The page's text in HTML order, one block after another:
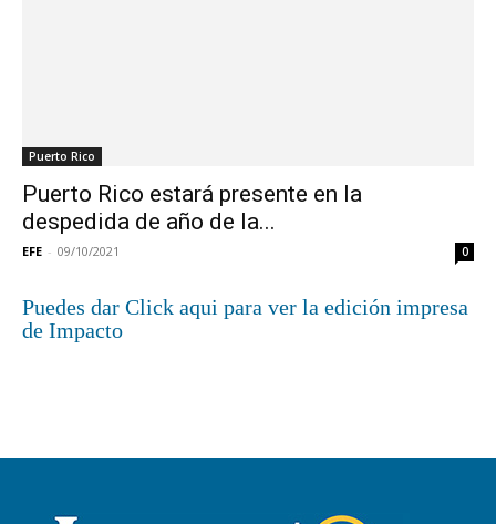
Puerto Rico
Puerto Rico estará presente en la
despedida de año de la...
EFE - 09/10/2021 0
Puedes dar Click aqui para ver la edición impresa
de Impacto